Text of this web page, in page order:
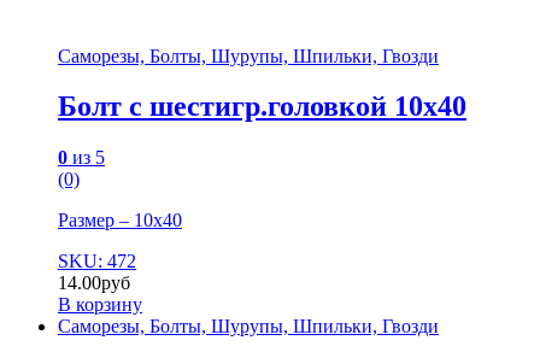
Саморезы, Болты, Шурупы, Шпильки, Гвозди
Болт с шестигр.головкой 10х40
0 из 5
(0)
Размер – 10х40
SKU: 472
14.00руб
В корзину
Саморезы, Болты, Шурупы, Шпильки, Гвозди